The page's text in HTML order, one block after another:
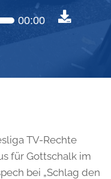
00:00
TV-Rechte
für Gottschalk im
bei „Schlag den